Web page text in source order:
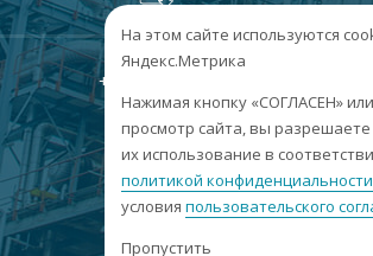
+7
г. Барнаул, пр. Ленина, 158А, Н1/
пн-пт: 09:00-17:00
сб-вс: выходные
info@sibar22.ru
На этом сайте используются
Яндекс.Метрика
Нажимая кнопку «СОГЛАСЕН»
просмотр сайта, вы разрешаете
их использование в
политикой конфиденциальности
условия пользовательского
Пропустить